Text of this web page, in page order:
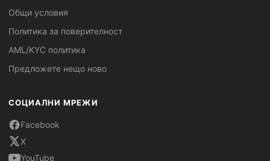
Общи условия
Политика за поверителност
AML/KYC политика
Предложете нещо ново
СОЦИАЛНИ МРЕЖИ
Facebook
X
YouTube